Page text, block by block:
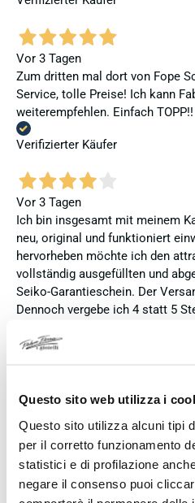
Questo sito web utilizza i
Questo sito utilizza alcuni tipi
per il corretto funzionamento
statistici e di profilazione
negare il consenso puoi
Vor 3 Tagen
Zum dritten mal dort von Fope
Service, tolle Preise! Ich kann
weiterempfehlen. Einfach TOPP!!
Verifizierter Käufer
Vor 3 Tagen
Ich bin insgesamt mit meinem
neu, original und funktioniert
hervorheben möchte ich den
vollständig ausgefüllten und
Seiko-Garantieschein. Der
Dennoch vergebe ich 4 statt 5
entsprach. Die Uhr kam ohne
Präsentationen und Videos
Modellinformationen fehlten.
Zustand und weist keine
hätte ich bei einer
erwartet, dass sie mit der